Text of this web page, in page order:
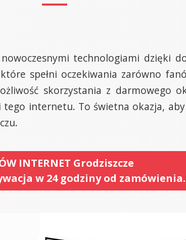
technologiami dzięki
spełni oczekiwania zarówno
skorzystania z darmowego
internetu. To świetna okazja,
INTERNET Grodziszcze
w 24 godziny od zamówienia.